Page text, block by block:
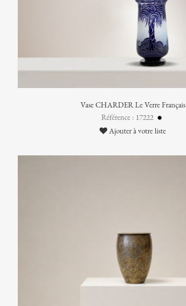
Vase CHARDER Le Verre Français
Référence : 17222
Ajouter à votre liste